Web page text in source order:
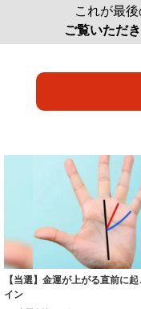
これが最
ご覧いただ
【当選】金運が上がる直前に
イン